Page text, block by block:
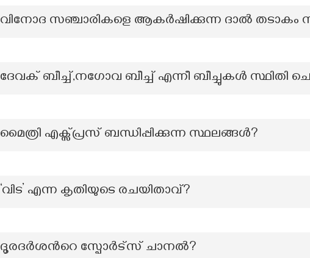
വിനോദ സ‍ഞ്ചാരികളെ ആകര്‍ഷിക്കുന്ന ദാല്‍ തടാകം
ദേവക് ബീച്ച്,നഗോവ ബീച്ച് എന്നീ ബീച്ചുകൾ സ്ഥിതി
മൈത്രി എക്സ്പ്രസ് ബന്ധിപ്പിക്കുന്ന സ്ഥലങ്ങള്‍?
‘വിട’ എന്ന കൃതിയുടെ രചയിതാവ്?
ദൂരദർശന്‍റെ സ്പോർട്സ് ചാനൽ?